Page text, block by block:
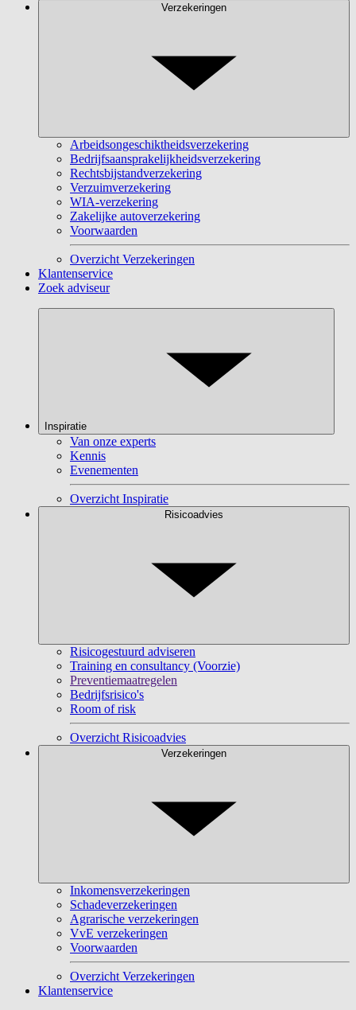
Verzekeringen
Arbeidsongeschiktheidsverzekering
Bedrijfsaansprakelijkheidsverzekering
Rechtsbijstandverzekering
Verzuimverzekering
WIA-verzekering
Zakelijke autoverzekering
Voorwaarden
Overzicht Verzekeringen
Klantenservice
Zoek adviseur
Inspiratie
Van onze experts
Kennis
Evenementen
Overzicht Inspiratie
Risicoadvies
Risicogestuurd adviseren
Training en consultancy (Voorzie)
Preventiemaatregelen
Bedrijfsrisico's
Room of risk
Overzicht Risicoadvies
Verzekeringen
Inkomensverzekeringen
Schadeverzekeringen
Agrarische verzekeringen
VvE verzekeringen
Voorwaarden
Overzicht Verzekeringen
Klantenservice